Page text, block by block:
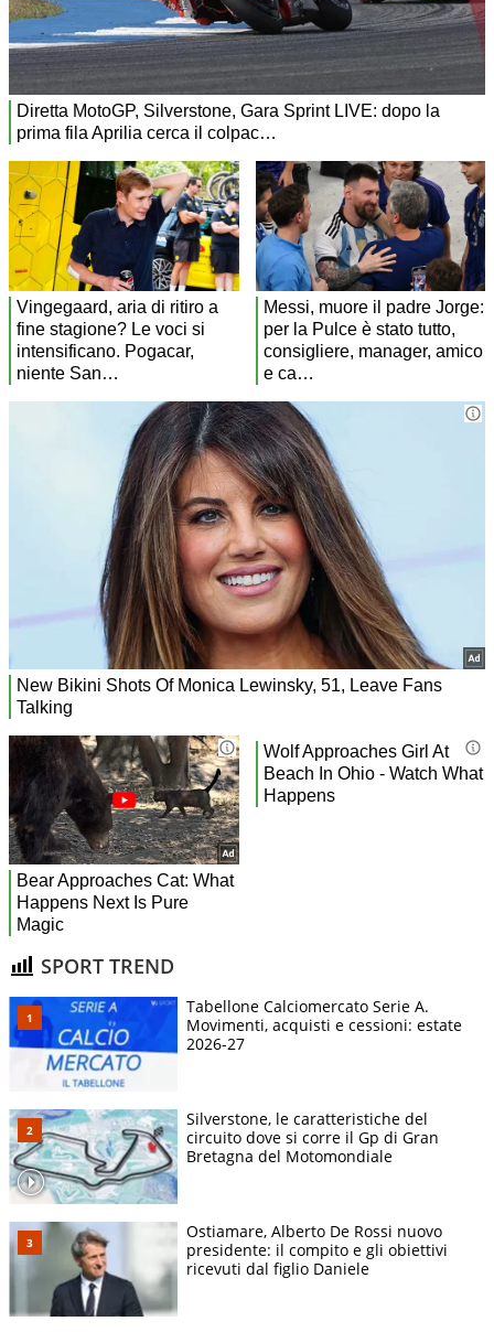
SPORT TREND
Tabellone Calciomercato Serie A.
Movimenti, acquisti e cessioni: estate
2026-27
Silverstone, le caratteristiche del
circuito dove si corre il Gp di Gran
Bretagna del Motomondiale
Ostiamare, Alberto De Rossi nuovo
presidente: il compito e gli obiettivi
ricevuti dal figlio Daniele